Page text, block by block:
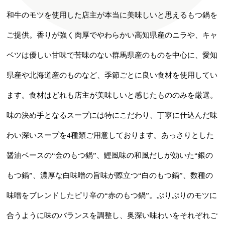
和牛のモツを使用した店主が本当に美味しいと思えるもつ鍋を
ご提供。香りが強く肉厚でやわらかい高知県産のニラや、キャ
ベツは優しい甘味で苦味のない群馬県産のものを中心に、愛知
県産や北海道産のものなど、季節ごとに良い食材を使用してい
ます。食材はどれも店主が美味しいと感じたもののみを厳選。
味の決め手となるスープには特にこだわり、丁寧に仕込んだ味
わい深いスープを4種類ご用意しております。あっさりとした
醤油ベースの“金のもつ鍋”、鰹風味の和風だしが効いた“銀の
もつ鍋”、濃厚な白味噌の旨味が際立つ“白のもつ鍋”、数種の
味噌をブレンドしたピリ辛の“赤のもつ鍋”。ぷりぷりのモツに
合うように味のバランスを調整し、奥深い味わいをそれぞれご